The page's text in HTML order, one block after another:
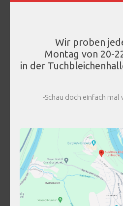
Wir proben
Montag von 20-
in der
-Schau doch einfach mal